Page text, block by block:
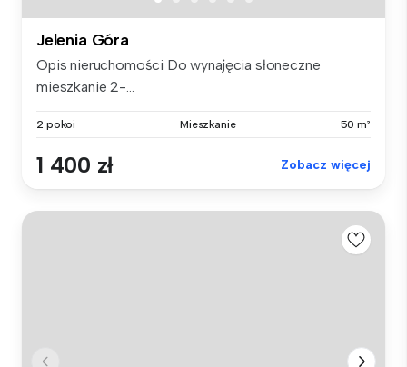
Jelenia Góra
Opis nieruchomości Do wynajęcia słoneczne
mieszkanie 2-...
2 pokoi Mieszkanie 50 m²
1 400 zł Zobacz więcej